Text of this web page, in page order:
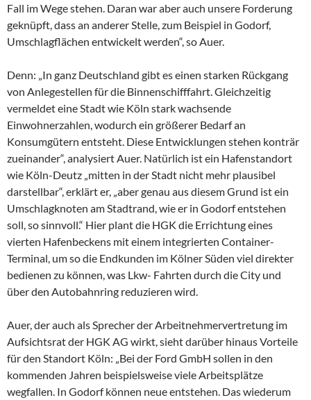
Fall im Wege stehen. Daran war aber auch unsere Forderung
geknüpft, dass an anderer Stelle, zum Beispiel in Godorf,
Umschlagflächen entwickelt werden“, so Auer.
Denn: „In ganz Deutschland gibt es einen starken Rückgang
von Anlegestellen für die Binnenschifffahrt. Gleichzeitig
vermeldet eine Stadt wie Köln stark wachsende
Einwohnerzahlen, wodurch ein größerer Bedarf an
Konsumgütern entsteht. Diese Entwicklungen stehen konträr
zueinander“, analysiert Auer. Natürlich ist ein Hafenstandort
wie Köln-Deutz „mitten in der Stadt nicht mehr plausibel
darstellbar“, erklärt er, „aber genau aus diesem Grund ist ein
Umschlagknoten am Stadtrand, wie er in Godorf entstehen
soll, so sinnvoll.“ Hier plant die HGK die Errichtung eines
vierten Hafenbeckens mit einem integrierten Container-
Terminal, um so die Endkunden im Kölner Süden viel direkter
bedienen zu können, was Lkw- Fahrten durch die City und
über den Autobahnring reduzieren wird.
Auer, der auch als Sprecher der Arbeitnehmervertretung im
Aufsichtsrat der HGK AG wirkt, sieht darüber hinaus Vorteile
für den Standort Köln: „Bei der Ford GmbH sollen in den
kommenden Jahren beispielsweise viele Arbeitsplätze
wegfallen. In Godorf können neue entstehen. Das wiederum